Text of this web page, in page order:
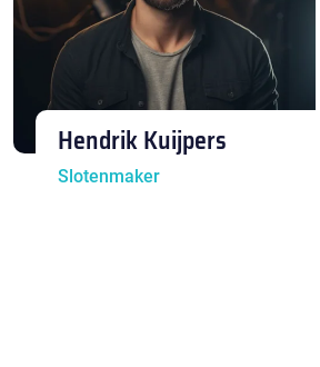
Hendrik Kuijpers
Slotenmaker